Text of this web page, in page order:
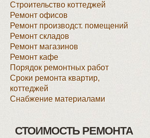
Строительство коттеджей
Ремонт офисов
Ремонт производст. помещений
Ремонт складов
Ремонт магазинов
Ремонт кафе
Порядок ремонтных работ
Сроки ремонта квартир,
коттеджей
Снабжение материалами
СТОИМОСТЬ РЕМОНТА